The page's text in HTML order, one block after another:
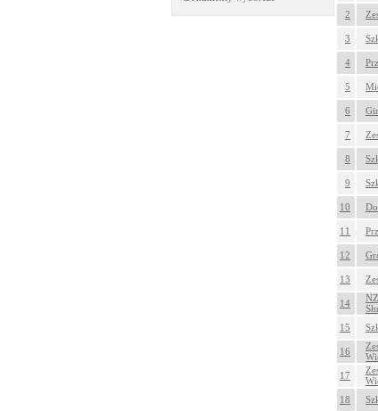
2
3
4
5
6
7
8
9
10
11
12
13
14
15
16
17
18